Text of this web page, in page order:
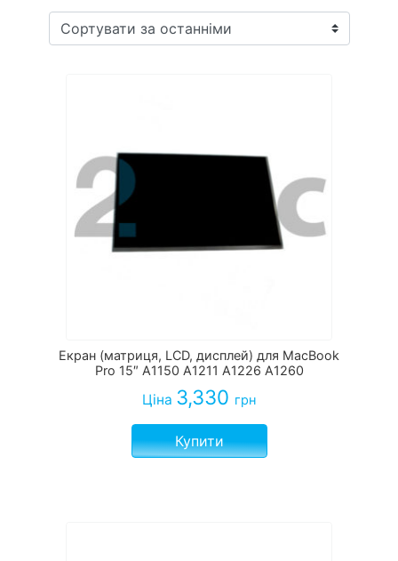
Екран (матриця, LCD, дисплей) для MacBook
Pro 15″ A1150 A1211 A1226 A1260
Ціна 3,330 грн
Купити